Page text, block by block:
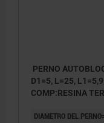
PERNO
D1=5, L=25,
COMP:RESINA
DIAMETRO DEL